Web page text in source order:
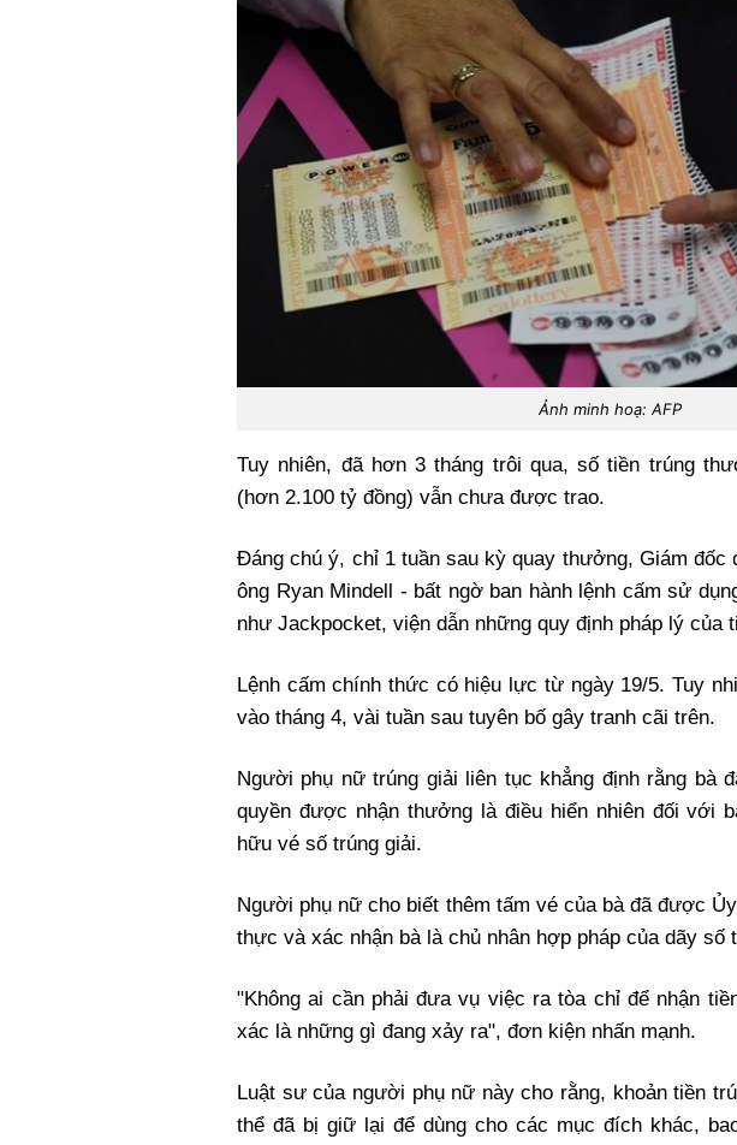
Ảnh minh hoạ: AFP
Tuy nhiên, đã hơn 3 tháng trôi qua, số tiền trúng
(hơn 2.100 tỷ đồng) vẫn chưa được trao.
Đáng chú ý, chỉ 1 tuần sau kỳ quay thưởng, Giám đốc
ông Ryan Mindell - bất ngờ ban hành lệnh cấm sử
như Jackpocket, viện dẫn những quy định pháp lý của
Lệnh cấm chính thức có hiệu lực từ ngày 19/5. Tuy
vào tháng 4, vài tuần sau tuyên bố gây tranh cãi trên.
Người phụ nữ trúng giải liên tục khẳng định rằng bà
quyền được nhận thưởng là điều hiển nhiên đối với
hữu vé số trúng giải.
Người phụ nữ cho biết thêm tấm vé của bà đã được
thực và xác nhận bà là chủ nhân hợp pháp của dãy số
"Không ai cần phải đưa vụ việc ra tòa chỉ để nhận
xác là những gì đang xảy ra", đơn kiện nhấn mạnh.
Luật sư của người phụ nữ này cho rằng, khoản tiền
thể đã bị giữ lại để dùng cho các mục đích khác,